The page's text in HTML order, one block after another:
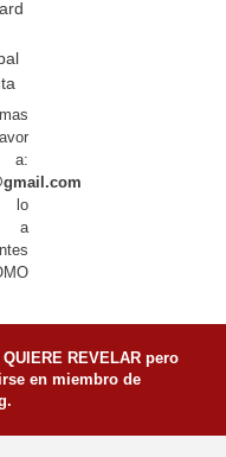
a:
lo
a
REVELAR pero
en miembro de